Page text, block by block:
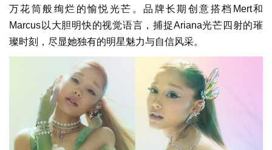
万花筒般绚烂的愉悦光芒。品牌长期创意搭档Mert和
Marcus以大胆明快的视觉语言，捕捉Ariana光芒四射的璀
璨时刻，尽显她独有的明星魅力与自信风采。